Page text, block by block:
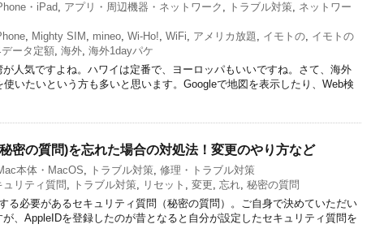
・iPad, アプリ・周辺機器・ネットワーク , トラブル対策, ネットワー
, Mighty SIM , mineo, Wi-Ho!, WiFi, アメリカ放題, イモトの, イモトの
ータ定額, 海外, 海外1dayパケ
人気ですよね。ハワイは定番で、ヨーロッパもいいですね。さて、海外
いたいという方も多いと思います。Googleで地図を表示したり、Web検
密の質問)を忘れた場合の対処法！変更のやり方など
本体・MacOS, トラブル対策, 修理・トラブル対策
ュリティ質問 , トラブル対策, リセット , 変更, 忘れ, 秘密の質問
る必要があるセキュリティ質問（秘密の質問）。ご自身で決めていただい
、AppleIDを登録したのが昔となると自分が設定したセキュリティ質問を